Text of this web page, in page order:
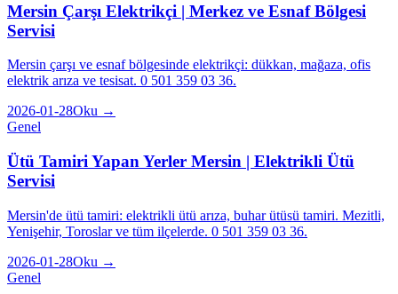
Mersin Çarşı Elektrikçi | Merkez ve Esnaf Bölgesi
Servisi
Mersin çarşı ve esnaf bölgesinde elektrikçi: dükkan, mağaza, ofis
elektrik arıza ve tesisat. 0 501 359 03 36.
2026-01-28Oku →
Genel
Ütü Tamiri Yapan Yerler Mersin | Elektrikli Ütü
Servisi
Mersin'de ütü tamiri: elektrikli ütü arıza, buhar ütüsü tamiri. Mezitli,
Yenişehir, Toroslar ve tüm ilçelerde. 0 501 359 03 36.
2026-01-28Oku →
Genel